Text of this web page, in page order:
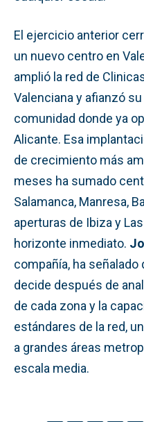
El ejercicio anterior
un nuevo centro en
amplió la red de
Valenciana y afianzó
comunidad donde ya
Alicante. Esa
de crecimiento más
meses ha sumado
Salamanca, Manresa,
aperturas de Ibiza y
horizonte inmediato.
compañía, ha
decide después de
de cada zona y la
estándares de la red,
a grandes áreas
escala media.